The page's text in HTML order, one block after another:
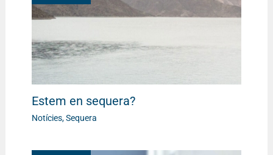
Estem en sequera?
Notícies,Sequera